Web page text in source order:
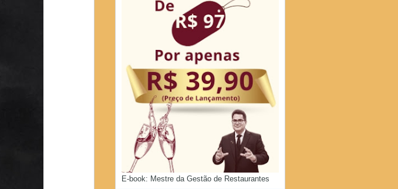
E-book: Mestre da Gestão de Restaurantes